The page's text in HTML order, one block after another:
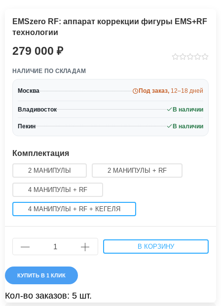
EMSzero RF: аппарат коррекции фигуры EMS+RF
технологии
279 000
НАЛИЧИЕ ПО СКЛАДАМ
Москва Под заказ, 12–18 дней
Владивосток В наличии
Пекин В наличии
Комплектация
2 МАНИПУЛЫ 2 МАНИПУЛЫ + RF
4 МАНИПУЛЫ + RF
4 МАНИПУЛЫ + RF + КЕГЕЛЯ
В КОРЗИНУ
КУПИТЬ В 1 КЛИК
Кол-во заказов: 5 шт.